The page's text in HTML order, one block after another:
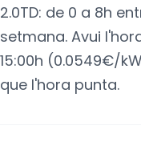
2.0TD: de 0 a 8h
setmana. Avui
15:00h (0.0549€/
que l'hora punta.